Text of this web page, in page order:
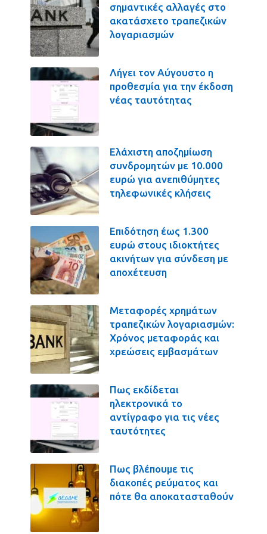
σημαντικές αλλαγές στο
ακατάσχετο τραπεζικών
λογαριασμών
Λήγει τον Αύγουστο η
προθεσμία για την έκδοση
νέας ταυτότητας
Ελάχιστη αποζημίωση
συνδρομητών με 10.000
ευρώ για ανεπιθύμητες
τηλεφωνικές κλήσεις
Επιδότηση έως 1.300
ευρώ στους ιδιοκτήτες
ακινήτων για σύνδεση με
αποχέτευση
Μεταφορές χρημάτων
τραπεζικών λογαριασμών:
Χρόνος μεταφοράς και
χρεώσεις εμβασμάτων
Πως εκδίδεται
ηλεκτρονικά το
αντίγραφο για τις νέες
ταυτότητες
Πως βλέπουμε τις
διακοπές ρεύματος και
πότε θα αποκατασταθούν